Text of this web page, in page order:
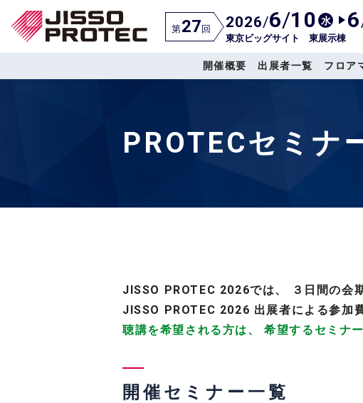
第27回 2026/6/10 水 6
東京ビッグサイト 東展示棟
開催概要 出展者一覧 フロア
PROTECセミナ
JISSO PROTEC 2026では、 ３日間の会
JISSO PROTEC 2026 出展者による参加
聴講を希望される方は、 希望するセミナ
開催セミナー一覧